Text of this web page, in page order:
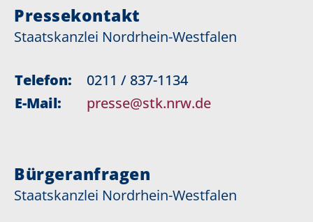
Pressekontakt
Staatskanzlei Nordrhein-Westfalen
Telefon:
0211 / 837-1134
E-Mail:
presse@stk.nrw.de
Bürgeranfragen
Staatskanzlei Nordrhein-Westfalen